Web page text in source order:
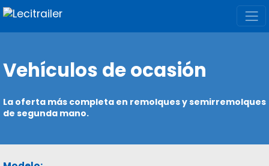
Vehículos de ocasión
La oferta más completa en remolques y semirremolques
de segunda mano.